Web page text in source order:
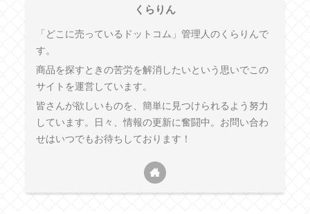
くらりん
「どこに売っているドットコム」管理人のくらりんで
す。
商品を探すときの苦労を解消したいという思いでこの
サイトを運営しています。
皆さんが欲しいものを、簡単に見つけられるよう努力
しています。日々、情報の更新に奮闘中。お問い合わ
せはいつでもお待ちしております！